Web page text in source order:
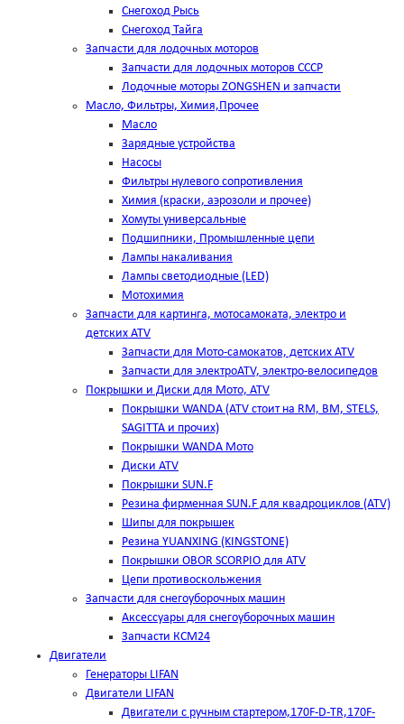
Снегоход Рысь
Снегоход Тайга
Запчасти для лодочных моторов
Запчасти для лодочных моторов СССР
Лодочные моторы ZONGSHEN и запчасти
Масло, Фильтры, Химия,Прочее
Масло
Зарядные устройства
Насосы
Фильтры нулевого сопротивления
Химия (краски, аэрозоли и прочее)
Хомуты универсальные
Подшипники, Промышленные цепи
Лампы накаливания
Лампы светодиодные (LED)
Мотохимия
Запчасти для картинга, мотосамоката, электро и
детских ATV
Запчасти для Мото-самокатов, детских ATV
Запчасти для электроATV, электро-велосипедов
Покрышки и Диски для Мото, ATV
Покрышки WANDA (АТV стоит на RM, BM, STELS,
SAGITTA и прочих)
Покрышки WANDA Мото
Диски ATV
Покрышки SUN.F
Резина фирменная SUN.F для квадроциклов (АТV)
Шипы для покрышек
Резина YUANXING (KINGSTONE)
Покрышки OBOR SCORPIO для ATV
Цепи противоскольжения
Запчасти для снегоуборочных машин
Аксессуары для снегоуборочных машин
Запчасти КСМ24
Двигатели
Генераторы LIFAN
Двигатели LIFAN
Двигатели с ручным стартером,170F-D-TR,170F-